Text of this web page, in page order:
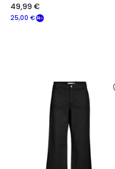
25,00 €
49,99 €